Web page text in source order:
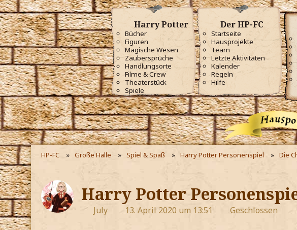
Harry Potter
Bücher
Figuren
Magische Wesen
Zaubersprüche
Handlungsorte
Filme & Crew
Theaterstück
Spiele
Der HP-FC
Startseite
Hausprojekte
Team
Letzte Aktivitäten
Kalender
Regeln
Hilfe
HP-FC Große Halle Spiel & Spaß Harry Potter Personenspiel Die
Harry Potter
July 13. April 2020 um 13:51 Geschlossen